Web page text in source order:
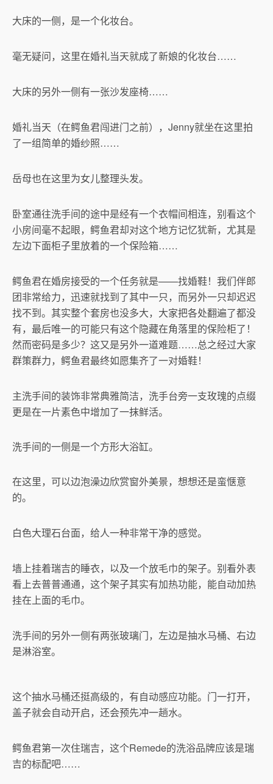
大床的一侧，是一个化妆台。
毫无疑问，这里在婚礼当天就成了新娘的化妆台……
大床的另外一侧有一张沙发座椅……
婚礼当天（在鳄鱼君闯进门之前），Jenny就坐在这里拍
了一组简单的婚纱照……
岳母也在这里为女儿整理头发。
卧室通往洗手间的途中是经有一个衣帽间相连，别看这个
小房间毫不起眼，鳄鱼君却对这个地方记忆犹新，尤其是
左边下面柜子里放着的一个保险箱……
鳄鱼君在婚房接受的一个任务就是——找婚鞋！我们伴郎
团非常给力，迅速就找到了其中一只，而另外一只却迟迟
找不到。其实整个套房也没多大，大家把各处翻遍了都没
有，最后唯一的可能只有这个隐藏在角落里的保险柜了！
然而密码是多少？这又是另外一道难题……总之经过大家
群策群力，鳄鱼君最终如愿集齐了一对婚鞋！
主洗手间的装饰非常典雅简洁，洗手台旁一支玫瑰的点缀
更是在一片素色中增加了一抹鲜活。
洗手间的一侧是一个方形大浴缸。
在这里，可以边泡澡边欣赏窗外美景，想想还是蛮惬意
的。
白色大理石台面，给人一种非常干净的感觉。
墙上挂着瑞吉的睡衣，以及一个放毛巾的架子。别看外表
看上去普普通通，这个架子其实有加热功能，能自动加热
挂在上面的毛巾。
洗手间的另外一侧有两张玻璃门，左边是抽水马桶、右边
是淋浴室。
这个抽水马桶还挺高级的，有自动感应功能。门一打开，
盖子就会自动开启，还会预先冲一趟水。
鳄鱼君第一次住瑞吉，这个Remede的洗浴品牌应该是瑞
吉的标配吧……